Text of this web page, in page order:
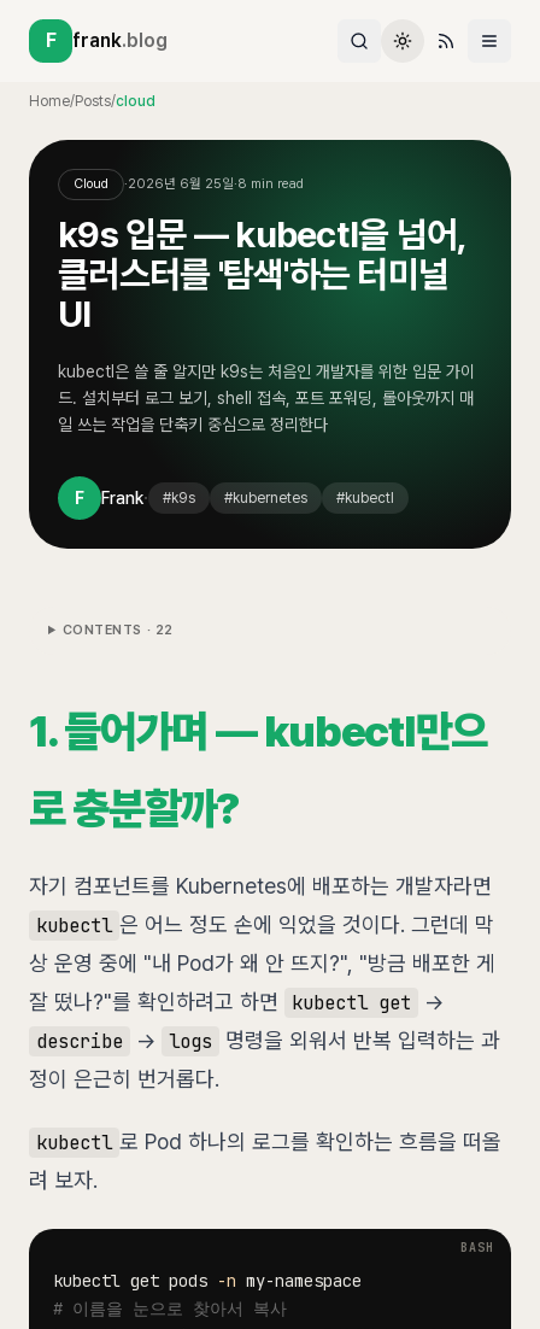
F frank.blog
Home/Posts/cloud
Cloud ·2026년 6월 25일·8 min read
k9s 입문 — kubectl을 넘어,
클러스터를 '탐색'하는 터미널
UI
kubectl은 쓸 줄 알지만 k9s는 처음인 개발자를 위한 입문 가이
드. 설치부터 로그 보기, shell 접속, 포트 포워딩, 롤아웃까지 매
일 쓰는 작업을 단축키 중심으로 정리한다
F Frank· #k9s #kubernetes #kubectl
CONTENTS · 22
1. 들어가며 — kubectl만으
로 충분할까?
자기 컴포넌트를 Kubernetes에 배포하는 개발자라면
kubectl 은 어느 정도 손에 익었을 것이다. 그런데 막
상 운영 중에 "내 Pod가 왜 안 뜨지?", "방금 배포한 게
잘 떴나?"를 확인하려고 하면
kubectl get
→
describe
→ logs
명령을 외워서 반복 입력하는 과
정이 은근히 번거롭다.
kubectl 로 Pod 하나의 로그를 확인하는 흐름을 떠올
려 보자.
kubectl get pods -n
# 이름을 눈으로 찾아서 복사